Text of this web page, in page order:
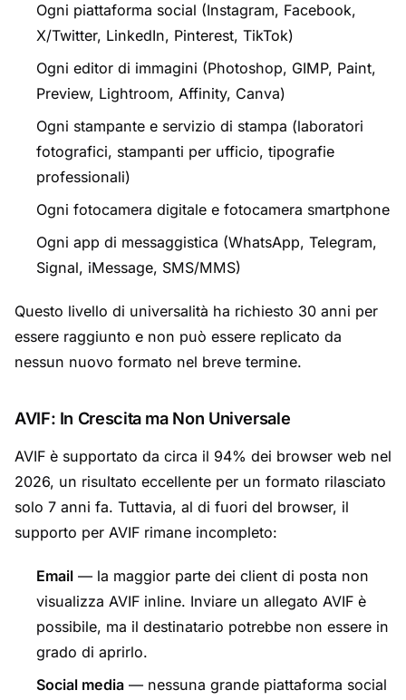
Ogni piattaforma social (Instagram, Facebook,
X/Twitter, LinkedIn, Pinterest, TikTok)
Ogni editor di immagini (Photoshop, GIMP, Paint,
Preview, Lightroom, Affinity, Canva)
Ogni stampante e servizio di stampa (laboratori
fotografici, stampanti per ufficio, tipografie
professionali)
Ogni fotocamera digitale e fotocamera smartphone
Ogni app di messaggistica (WhatsApp, Telegram,
Signal, iMessage, SMS/MMS)
Questo livello di universalità ha richiesto 30 anni per
essere raggiunto e non può essere replicato da
nessun nuovo formato nel breve termine.
AVIF: In Crescita ma Non Universale
AVIF è supportato da circa il 94% dei browser web nel
2026, un risultato eccellente per un formato rilasciato
solo 7 anni fa. Tuttavia, al di fuori del browser, il
supporto per AVIF rimane incompleto:
Email — la maggior parte dei client di posta non
visualizza AVIF inline. Inviare un allegato AVIF è
possibile, ma il destinatario potrebbe non essere in
grado di aprirlo.
Social media — nessuna grande piattaforma social